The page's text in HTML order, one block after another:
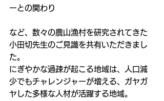
ーとの関わり
など、数々の農山漁村を研究されてきた
小田切先生のご見識を共有いただきまし
た。
にぎやかな過疎が起こる地域は、人口減
少でもチャレンジャーが増える、ガヤガ
ヤした多様な人材が活躍する地域。